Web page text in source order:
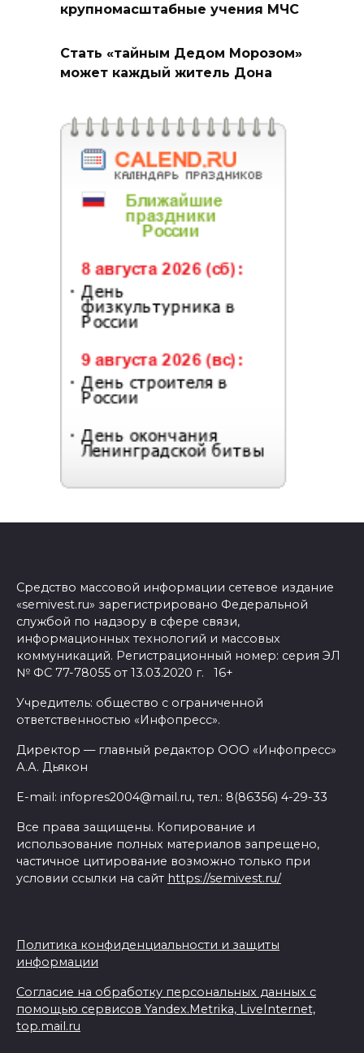
крупномасштабные учения МЧС
Стать «тайным Дедом Морозом»
может каждый житель Дона
Средство массовой информации сетевое издание
«semivest.ru» зарегистрировано Федеральной
службой по надзору в сфере связи,
информационных технологий и массовых
коммуникаций. Регистрационный номер: серия ЭЛ
№ ФС 77-78055 от 13.03.2020 г. 16+
Учредитель: общество с ограниченной
ответственностью «Инфопресс».
Директор — главный редактор ООО «Инфопресс»
А.А. Дьякон
E-mail: infopres2004@mail.ru, тел.: 8(86356) 4-29-33
Все права защищены. Копирование и
использование полных материалов запрещено,
частичное цитирование возможно только при
условии ссылки на сайт https://semivest.ru/
Политика конфиденциальности и защиты
информации
Согласие на обработку персональных данных с
помощью сервисов Yandex.Metrika, LiveInternet,
top.mail.ru